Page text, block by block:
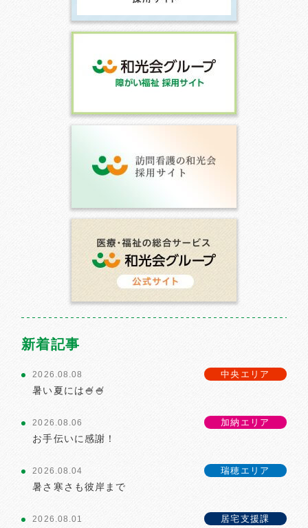
新着記事
2026.08.08 中央エリア
暑い夏には🍧🍧
2026.08.06 加納エリア
お手伝いに感謝！
2026.08.04 瑞穂エリア
暑さ寒さも彼岸まで
2026.08.01 居宅支援課